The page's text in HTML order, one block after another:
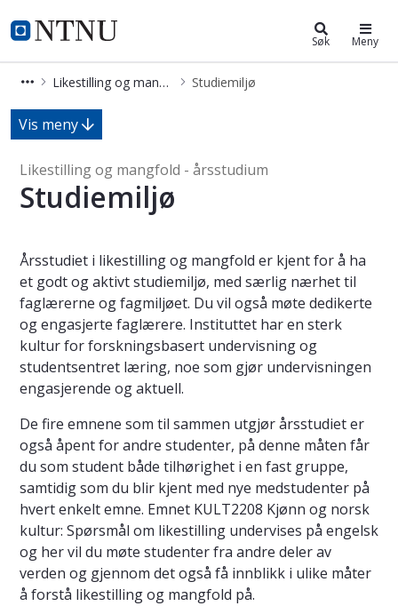
NTNU Hjemmeside
Likestilling og mangfold - Søk Meny
Likestilling og mangfold - årsstudium Studiemiljø
Studiemiljø - Likestilling og
Vis meny
Likestilling og mangfold - årsstudium
Studiemiljø
Årsstudiet i likestilling og mangfold er kjent for å ha
et godt og aktivt studiemiljø, med særlig nærhet til
faglærerne og fagmiljøet. Du vil også møte dedikerte
og engasjerte faglærere. Instituttet har en sterk
kultur for forskningsbasert undervisning og
studentsentret læring, noe som gjør undervisningen
engasjerende og aktuell.
De fire emnene som til sammen utgjør årsstudiet er
også åpent for andre studenter, på denne måten får
du som student både tilhørighet i en fast gruppe,
samtidig som du blir kjent med nye medstudenter på
hvert enkelt emne. Emnet KULT2208 Kjønn og norsk
kultur: Spørsmål om likestilling undervises på engelsk
og her vil du møte studenter fra andre deler av
verden og gjennom det også få innblikk i ulike måter
å forstå likestilling og mangfold på.